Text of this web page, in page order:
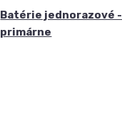
Batérie jednorazové -
primárne